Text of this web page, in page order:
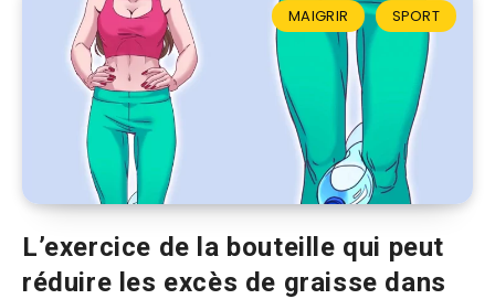
MAIGRIR SPORT
L’exercice de la bouteille qui peut
réduire les excès de graisse dans